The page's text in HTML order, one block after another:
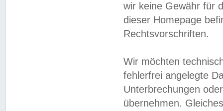
wir keine Gewähr für
dieser Homepage
Rechtsvorschriften.
Wir möchten
fehlerfrei angelegte
Unterbrechungen
übernehmen.